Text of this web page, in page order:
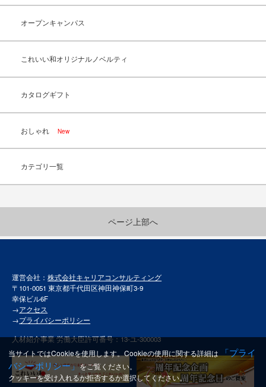
オープンキャンパス
これいい和オリジナルノベルティ
カタログギフト
おしゃれ New
カテゴリ一覧
ページ上部へ
運営会社：株式会社キャリアコンサルティング
〒101-0051 東京都千代田区神田神保町3-9
幸保ビル6F
→アクセス
→プライバシーポリシー
人材紹介事業 労働大臣許可番号：13-ユ-300003
当サイトではCookieを使用します。Cookieの使用に関する詳細は
「プライ
バシーポリシー」をご覧ください。
クッキーを受け入れるか拒否するか選択してください。